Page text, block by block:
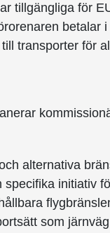
tillgängliga för
betalar
transporter för
alternativa
initiativ
som